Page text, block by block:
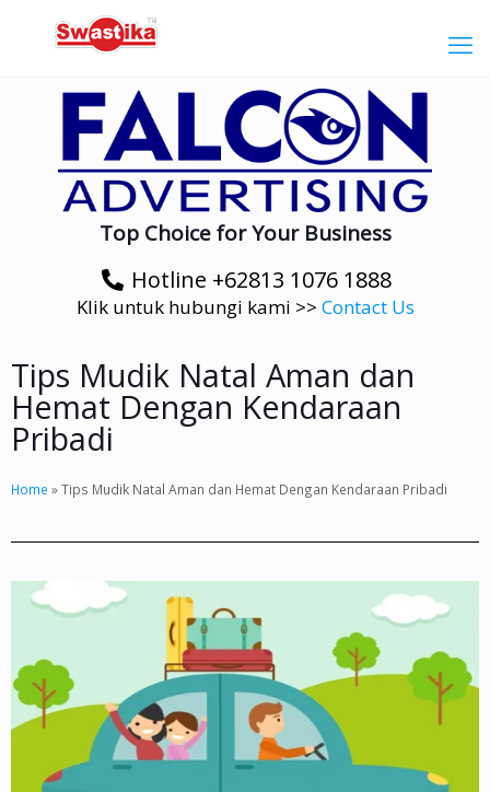
Top Choice for Your Business
Hotline +62813 1076 1888
Klik untuk hubungi kami >> Contact Us
Tips Mudik Natal Aman dan
Hemat Dengan Kendaraan
Pribadi
Home »Tips Mudik Natal Aman dan Hemat Dengan Kendaraan Pribadi